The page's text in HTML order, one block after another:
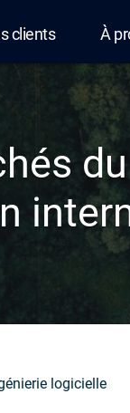
clients À
logicielle